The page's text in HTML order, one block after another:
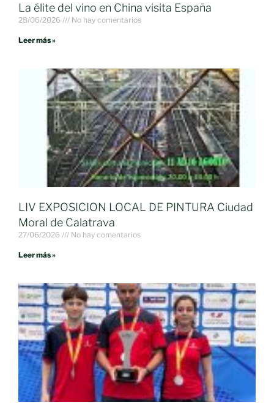
La élite del vino en China visita España
28/06/2026 No hay comentarios
Leer más »
LIV EXPOSICION LOCAL DE PINTURA Ciudad
Moral de Calatrava
27/06/2026 No hay comentarios
Leer más »